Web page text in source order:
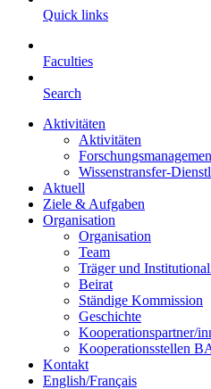
Quick links
Faculties
Search
Aktivitäten
Aktivitäten
Wissenstransfer-
Aktuell
Ziele & Aufgaben
Organisation
Organisation
Team
Träger und
Beirat
Ständige Kommission
Geschichte
Kooperationspartner/
Kooperationsstellen
Kontakt
English/Français